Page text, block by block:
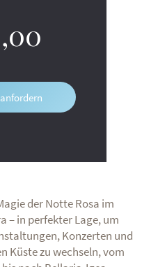
der Notte Rosa im
– in perfekter Lage, um
Konzerten und
Küste zu wechseln, vom
,00